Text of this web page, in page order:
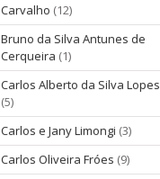
Carvalho (12)
Bruno da Silva Antunes de
Cerqueira (1)
Carlos Alberto da Silva Lopes
(5)
Carlos e Jany Limongi (3)
Carlos Oliveira Fróes (9)